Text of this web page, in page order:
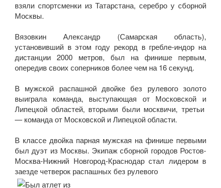
взяли спортсменки из Татарстана, серебро у сборной
Москвы.
Вязовкин Александр (Самарская область),
установивший в этом году рекорд в гребле-индор на
дистанции 2000 метров, был на финише первым,
опередив своих соперников более чем на 16 секунд.
В мужской распашной двойке без рулевого золото
выиграла команда, выступающая от Московской и
Липецкой областей, вторыми были москвичи, третьи
— команда от Московской и Липецкой области.
В классе двойка парная мужская на финише первыми
был дуэт из Москвы. Экипаж сборной городов Ростов-
Москва-Нижний Новгород-Краснодар стал лидером в
заезде четверок распашных без рулевого